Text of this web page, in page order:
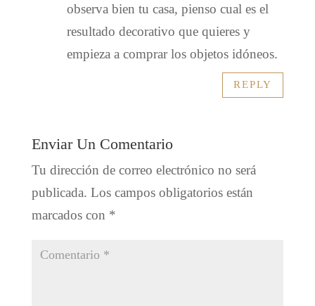
observa bien tu casa, pienso cual es el
resultado decorativo que quieres y
empieza a comprar los objetos idóneos.
REPLY
Enviar Un Comentario
Tu dirección de correo electrónico no será
publicada. Los campos obligatorios están
marcados con *